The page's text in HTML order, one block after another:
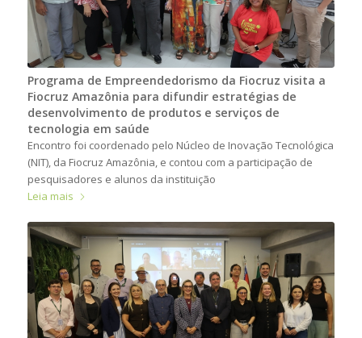
Programa de Empreendedorismo da Fiocruz visita a
Fiocruz Amazônia para difundir estratégias de
desenvolvimento de produtos e serviços de
tecnologia em saúde
Encontro foi coordenado pelo Núcleo de Inovação Tecnológica
(NIT), da Fiocruz Amazônia, e contou com a participação de
pesquisadores e alunos da instituição
Leia mais